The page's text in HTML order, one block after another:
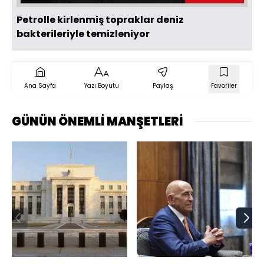
Petrolle kirlenmiş topraklar deniz
bakterileriyle temizleniyor
Ana Sayfa Yazı Boyutu Paylaş Favoriler
GÜNÜN ÖNEMLİ MANŞETLERİ